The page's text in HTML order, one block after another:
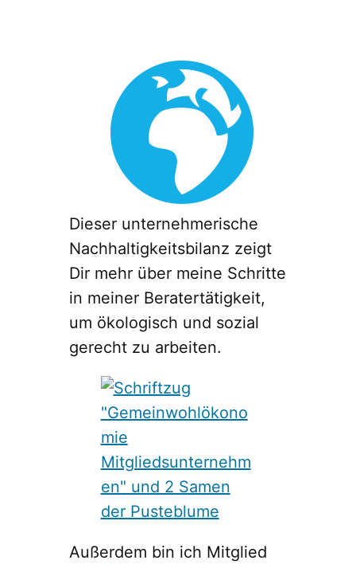
Dieser unternehmerische
Nachhaltigkeitsbilanz zeigt
Dir mehr über meine Schritte
in meiner Beratertätigkeit,
um ökologisch und sozial
gerecht zu arbeiten.
Außerdem bin ich Mitglied